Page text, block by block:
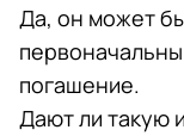
Да, он может
погашение.
Дают ли такую